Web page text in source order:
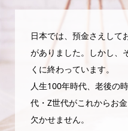
日本では、預金さえして
がありました。しかし、
くに終わっています。
人生100年時代、老後の
代・Z世代がこれからお
欠かせません。